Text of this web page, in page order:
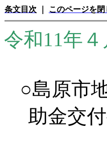
条文目次 このページを閉
令和11年
○島原市
助金交